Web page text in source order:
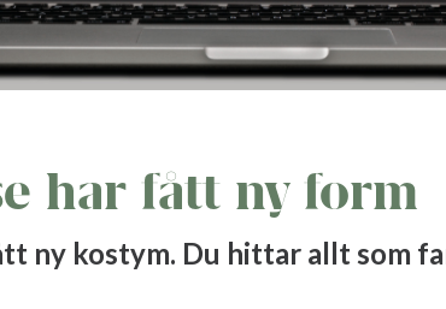
har fått ny form
ny kostym. Du hittar allt som